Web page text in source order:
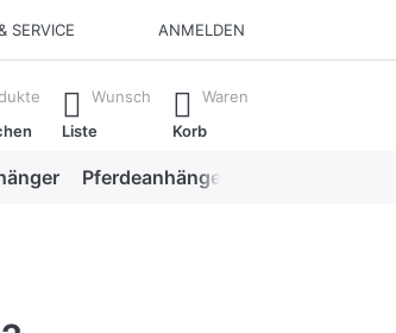
SERVICE ANMELDEN
Drücken Sie die Eingabetaste, um alle
Wunsch
Liste
Waren
Korb
Pferdeanhänger